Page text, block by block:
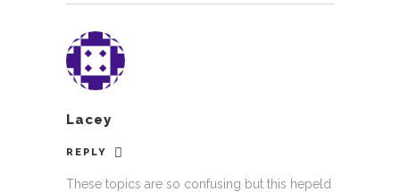
Lacey
REPLY
These topics are so confusing but this hepeld